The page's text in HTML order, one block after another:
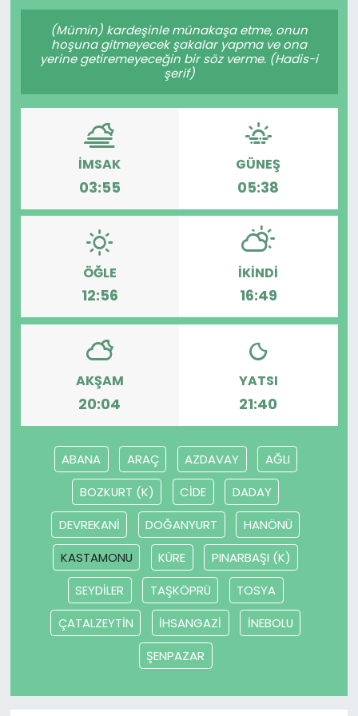
(Mümin) kardeşinle münakaşa etme, onun
hoşuna gitmeyecek şakalar yapma ve ona
yerine getiremeyeceğin bir söz verme. (Hadis-i
şerif)
İMSAK
03:55
GÜNEŞ
05:38
ÖĞLE
12:56
İKINDI
16:49
AKŞAM
20:04
YATSI
21:40
ABANA ARAÇ AZDAVAY
AĞLI
BOZKURT (K)
CİDE
DADAY
DEVREKANİ
DOĞANYURT
HANÖNÜ
KASTAMONU
KÜRE
PINARBAŞI (K)
SEYDİLER
TAŞKÖPRÜ
TOSYA
ÇATALZEYTİN
İHSANGAZİ
İNEBOLU
ŞENPAZAR
Gündem
KKTC
KKTC YEREL SEÇİM 2018
Kültür Sanat
Magazin
Nöbetçi Eczaneler
Otomobil Dünyası
Politika
SAĞLIK
Teknoloji
TÜRKiYE
Video Galeri
YAŞAM
Yazarlar